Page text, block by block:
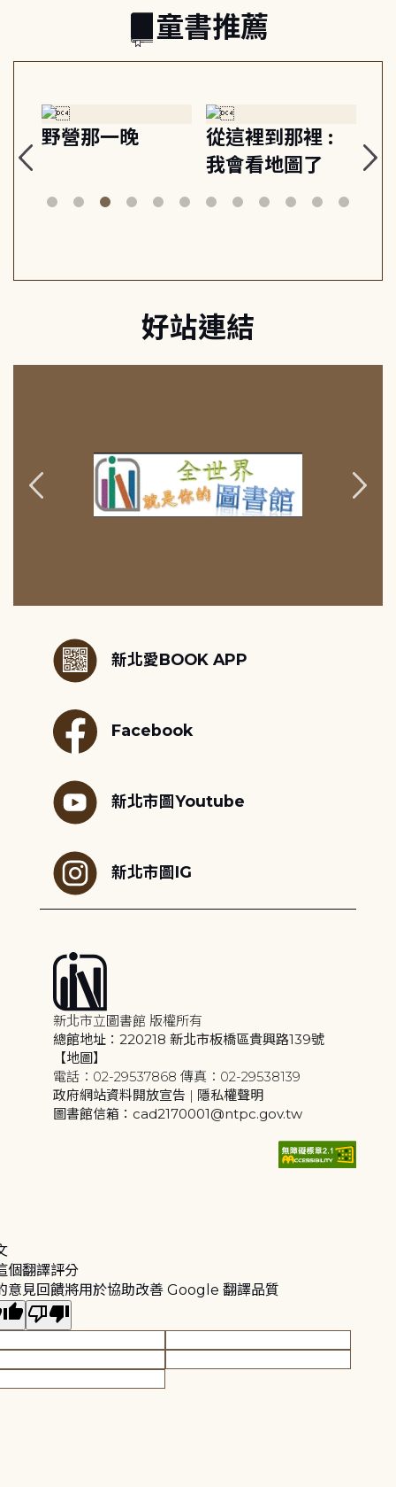
童書推薦
野營那一晚
從這裡到那裡 :
我會看地圖了
美
好站連結
新北愛BOOK APP
Facebook
新北市圖Youtube
新北市圖IG
新北市立圖書館 版權所有
總館地址：220218 新北市板橋區貴興路139號
【地圖】
電話：02-29537868 傳真：02-29538139
政府網站資料開放宣告 | 隱私權聲明
圖書館信箱：cad2170001@ntpc.gov.tw
個翻譯評分
意見回饋將用於協助改善 Google 翻譯品質